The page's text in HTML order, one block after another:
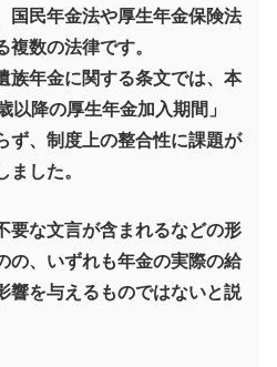
国民年金法や厚生年金保険法
数の法律です。
族年金に関する条文では、本
降の厚生年金加入期間」
ず、制度上の整合性に課題が
した。
要な文言が含まれるなどの形
の、いずれも年金の実際の給
響を与えるものではないと説